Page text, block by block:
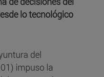
lo tecnológico
del
impuso la